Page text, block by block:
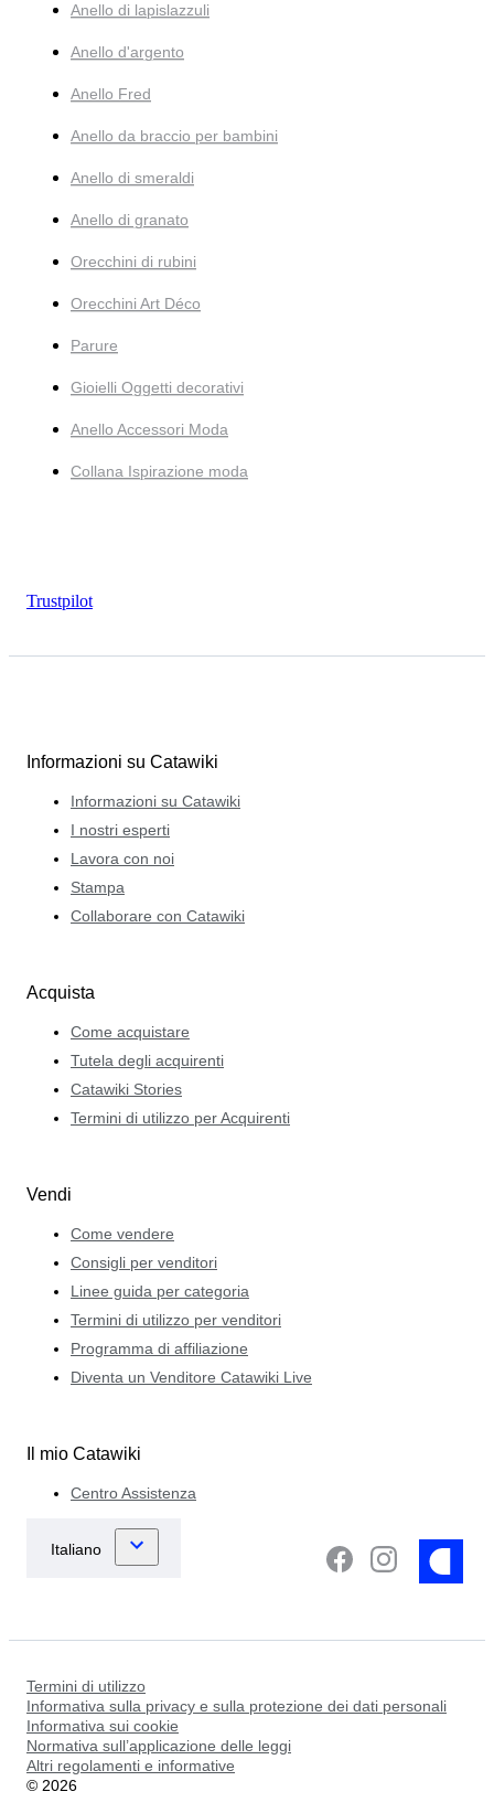
Anello di lapislazzuli
Anello d'argento
Anello Fred
Anello da braccio per bambini
Anello di smeraldi
Anello di granato
Orecchini di rubini
Orecchini Art Déco
Parure
Gioielli Oggetti decorativi
Anello Accessori Moda
Collana Ispirazione moda
Trustpilot
Informazioni su Catawiki
Informazioni su Catawiki
I nostri esperti
Lavora con noi
Stampa
Collaborare con Catawiki
Acquista
Come acquistare
Tutela degli acquirenti
Catawiki Stories
Termini di utilizzo per Acquirenti
Vendi
Come vendere
Consigli per venditori
Linee guida per categoria
Termini di utilizzo per venditori
Programma di affiliazione
Diventa un Venditore Catawiki Live
Il mio Catawiki
Centro Assistenza
Termini di utilizzo
Informativa sulla privacy e sulla protezione dei dati personali
Informativa sui cookie
Normativa sull’applicazione delle leggi
Altri regolamenti e informative
© 2026